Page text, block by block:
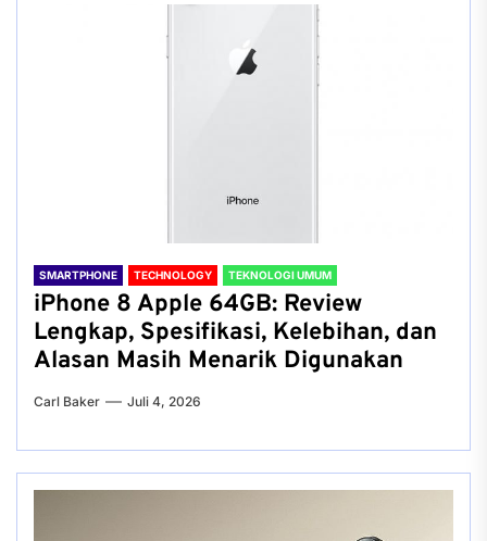
SMARTPHONE TECHNOLOGY TEKNOLOGI UMUM
iPhone 8 Apple 64GB: Review
Lengkap, Spesifikasi, Kelebihan, dan
Alasan Masih Menarik Digunakan
Carl Baker Juli 4, 2026